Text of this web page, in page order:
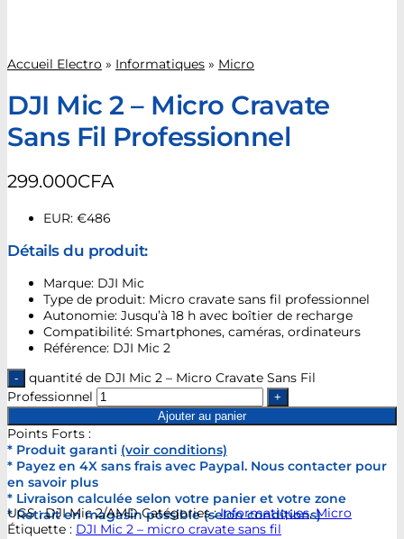
Accueil Electro » Informatiques » Micro
DJI Mic 2 – Micro Cravate
Sans Fil Professionnel
299.000CFA
EUR: €486
Détails du produit:
Marque: DJI Mic
Type de produit: Micro cravate sans fil professionnel
Autonomie: Jusqu’à 18 h avec boîtier de recharge
Compatibilité: Smartphones, caméras, ordinateurs
Référence: DJI Mic 2
quantité de DJI Mic 2 – Micro Cravate Sans Fil
Professionnel
Ajouter au panier
Points Forts :
* Produit garanti (voir conditions)
* Payez en 4X sans frais avec Paypal. Nous contacter pour
en savoir plus
* Livraison calculée selon votre panier et votre zone
* Retrait en magasin possible (selon conditions)
UGS :DJI Mic 2/AMD Catégories :Informatiques,Micro
Étiquette : DJI Mic 2 – micro cravate sans fil